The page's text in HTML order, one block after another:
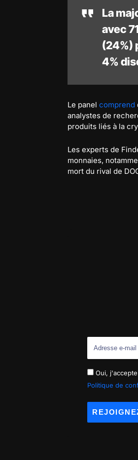
La
avec
(24%)
4%
Le panel comprend
analystes de
produits liés à la
Les experts de
monnaies,
mort du rival de
Oui,
Politique de